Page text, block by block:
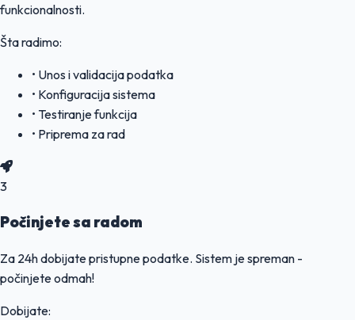
funkcionalnosti.
Šta radimo:
• Unos i validacija podatka
• Konfiguracija sistema
• Testiranje funkcija
• Priprema za rad
3
Počinjete sa radom
Za 24h dobijate pristupne podatke. Sistem je spreman -
počinjete odmah!
Dobijate: